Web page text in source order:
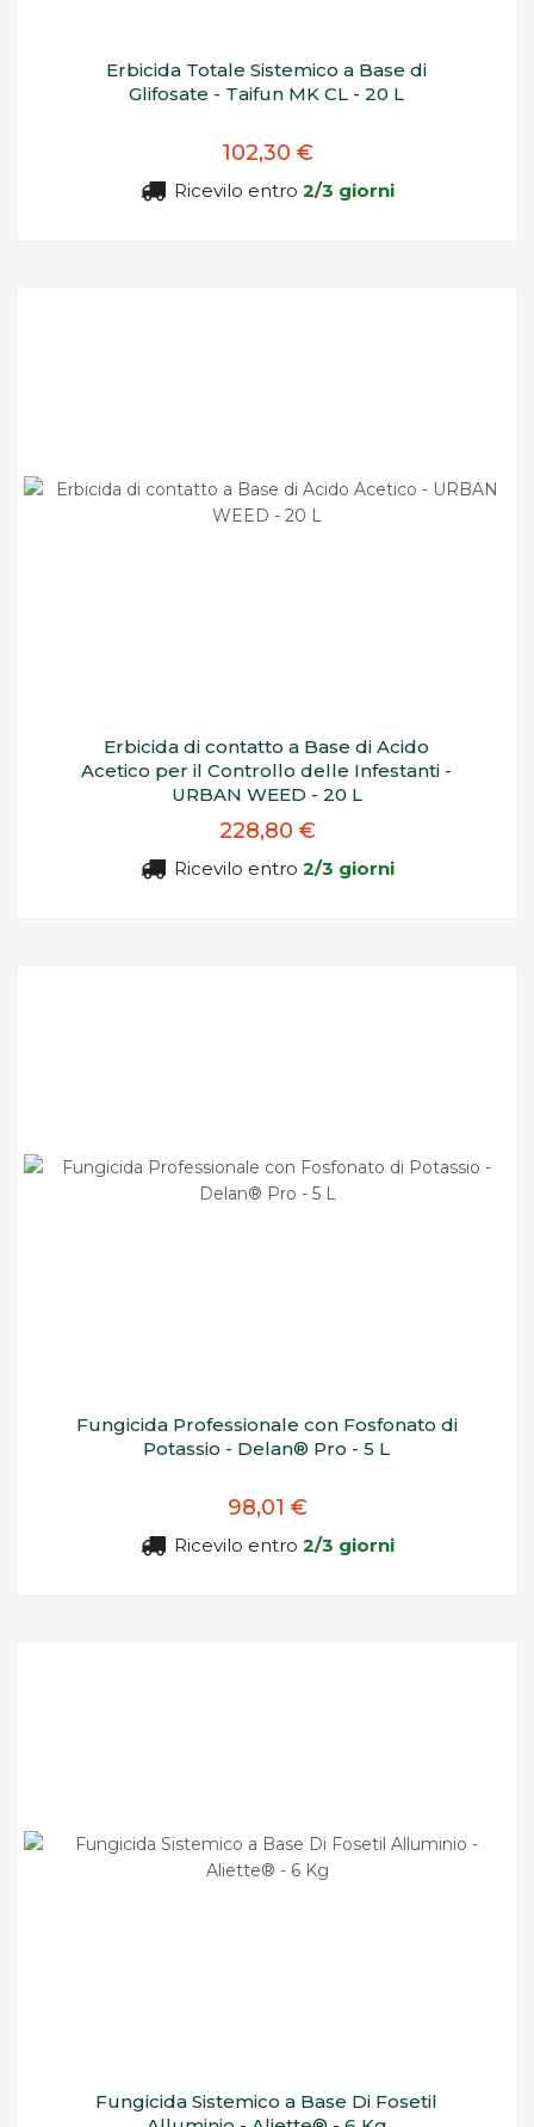
Erbicida Totale Sistemico a Base di
Glifosate - Taifun MK CL - 20 L
102,30 €
Ricevilo entro 2/3 giorni
Erbicida di contatto a Base di Acido
Acetico per il Controllo delle Infestanti -
URBAN WEED - 20 L
228,80 €
Ricevilo entro 2/3 giorni
Fungicida Professionale con Fosfonato di
Potassio - Delan® Pro - 5 L
98,01 €
Ricevilo entro 2/3 giorni
Fungicida Sistemico a Base Di Fosetil